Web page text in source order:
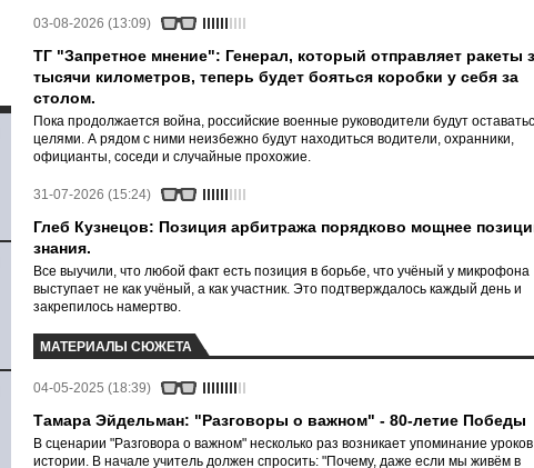
03-08-2026 (13:09)
ТГ "Запретное мнение": Генерал, который отправляет ракеты
тысячи километров, теперь будет бояться коробки у себя за
столом.
Пока продолжается война, российские военные руководители будут
целями. А рядом с ними неизбежно будут находиться водители, охранники,
официанты, соседи и случайные прохожие.
31-07-2026 (15:24)
Глеб Кузнецов: Позиция арбитража порядково мощнее
знания.
Все выучили, что любой факт есть позиция в борьбе, что учёный у микрофона
выступает не как учёный, а как участник. Это подтверждалось каждый день и
закрепилось намертво.
МАТЕРИАЛЫ СЮЖЕТА
04-05-2025 (18:39)
Тамара Эйдельман: "Разговоры о важном" - 80-летие Победы
В сценарии "Разговора о важном" несколько раз возникает упоминание уроков
истории. В начале учитель должен спросить: "Почему, даже если мы живём в